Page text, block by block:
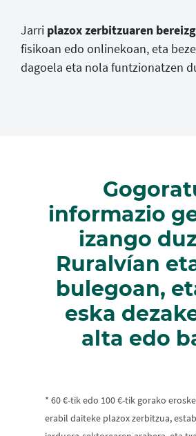
Jarri plazox zerbitzuaren
fisikoan edo onlinekoan, eta
dagoela eta nola funtzionatzen
informazio
izango
Ruralvían
bulegoan,
eska
alta edo
* 60 €-tik edo 100 €-tik gorako
erabil daiteke plazox zerbitzua,